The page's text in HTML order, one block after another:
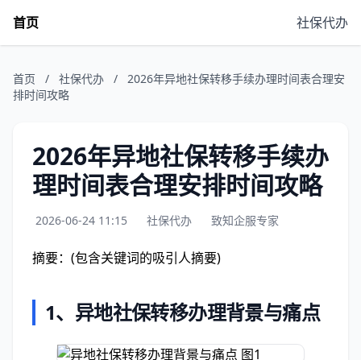
首页 社保代办
首页 / 社保代办 /
2026年异地社保转移手续办理时间表合理安
排时间攻略
2026年异地社保转移手续办
理时间表合理安排时间攻略
2026-06-24 11:15 社保代办 致知企服专家
摘要：(包含关键词的吸引人摘要)
1、 异地社保转移办理背景与痛点